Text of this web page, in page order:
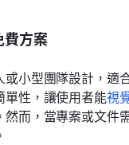
方案
或小型團隊設計，適
單性，讓使用者能視
然而，當專案或文件